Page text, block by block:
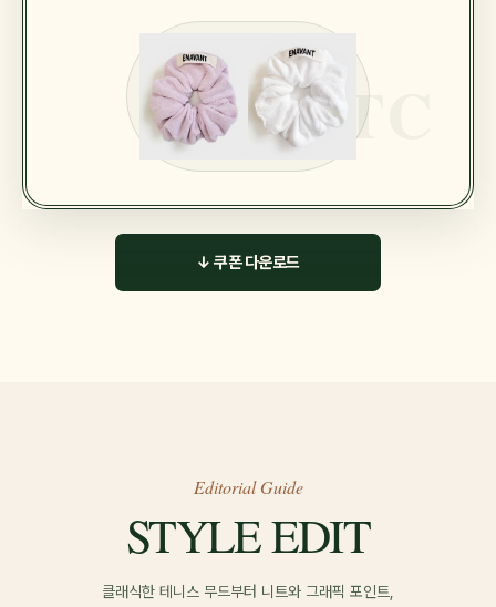
↓ 쿠폰 다운로드
Editorial Guide
STYLE EDIT
클래식한 테니스 무드부터 니트와 그래픽 포인트,